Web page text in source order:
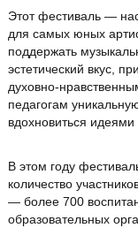
Этот фестиваль —
для самых юных
поддержать
эстетический вкус,
педагогам
вдохновиться идеями
В этом году
количество
— более 700
образовательных